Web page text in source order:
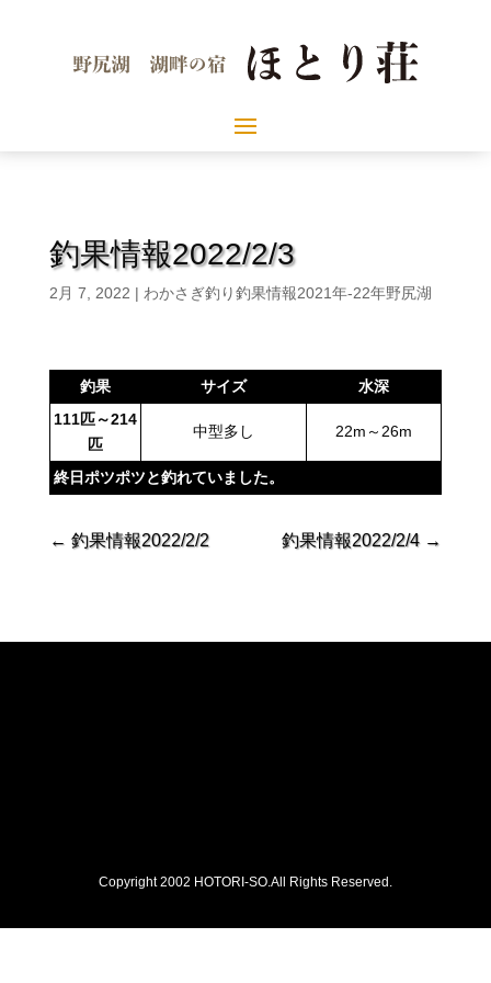
釣果情報2022/2/3
2月 7, 2022 | わかさぎ釣り釣果情報2021年-22年野尻湖
釣果 サイズ
水深
111匹～214
匹
中型多し 22m～26m
終日ポツポツと釣れていました。
← 釣果情報2022/2/2 釣果情報2022/2/4→
Copyright 2002 HOTORI-SO.All Rights Reserved.